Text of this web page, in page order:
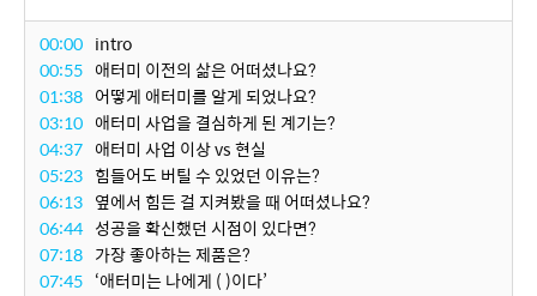
00:00 intro
00:55 애터미 이전의 삶은 어떠셨나요?
01:38 어떻게 애터미를 알게 되었나요?
03:10 애터미 사업을 결심하게 된 계기는?
04:37 애터미 사업 이상 vs 현실
05:23 힘들어도 버틸 수 있었던 이유는?
06:13 옆에서 힘든 걸 지켜봤을 때 어떠셨나요?
06:44 성공을 확신했던 시점이 있다면?
07:18 가장 좋아하는 제품은?
07:45 ‘애터미는 나에게 ( )이다’